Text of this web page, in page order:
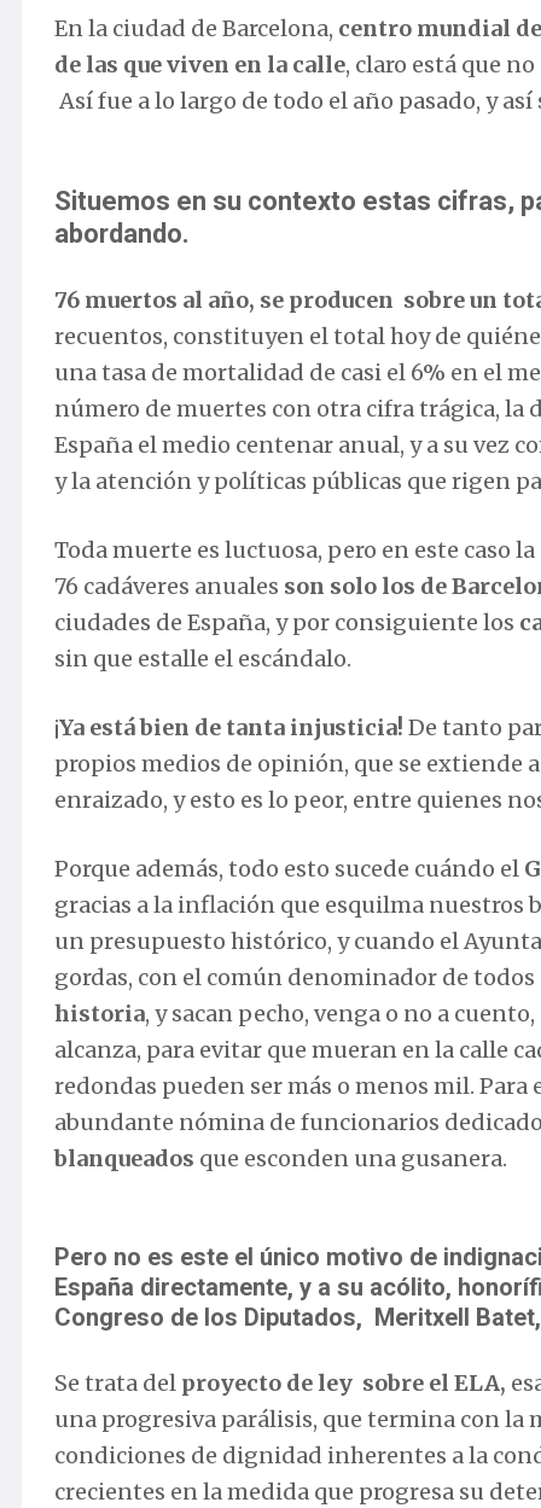
En la ciudad de Barcelona, centro mundial
de las que viven en la calle, claro está que
Así fue a lo largo de todo el año pasado, y
Situemos en su contexto estas cifras,
abordando.
76 muertos al año, se producen sobre un
recuentos, constituyen el total hoy de
una tasa de mortalidad de casi el 6% en el
número de muertes con otra cifra trágica, la
España el medio centenar anual, y a su vez
y la atención y políticas públicas que rigen
Toda muerte es luctuosa, pero en este caso
76 cadáveres anuales son solo los de
ciudades de España, y por consiguiente los
sin que estalle el escándalo.
¡Ya está bien de tanta injusticia! De tanto
propios medios de opinión, que se extiende
enraizado, y esto es lo peor, entre quienes
Porque además, todo esto sucede cuándo el
gracias a la inflación que esquilma nuestros
un presupuesto histórico, y cuando el
gordas, con el común denominador de
historia, y sacan pecho, venga o no a
alcanza, para evitar que mueran en la calle
redondas pueden ser más o menos mil.
abundante nómina de funcionarios
blanqueados que esconden una gusanera.
Pero no es este el único motivo de
España directamente, y a su acólito,
Congreso de los Diputados, Meritxell
Se trata del proyecto de ley sobre el ELA,
una progresiva parálisis, que termina con la
condiciones de dignidad inherentes a la
crecientes en la medida que progresa su